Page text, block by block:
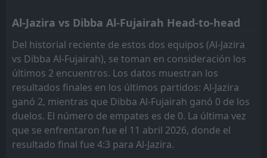
Al-Jazira vs Dibba Al-Fujairah Head-to-head
Del historial reciente de estos dos equipos (Al-Jazira
vs Dibba Al-Fujairah), se toman en consideración los
últimos 2 encuentros. Los datos muestran los
resultados finales en los últimos partidos: Al-Jazira
ganó 2, mientras que Dibba Al-Fujairah ganó 0 de los
duelos. El número de empates es de 0. La última vez
que se enfrentaron fue el 11 abril 2026, donde el
resultado final fue 4:3 para Al-Jazira.